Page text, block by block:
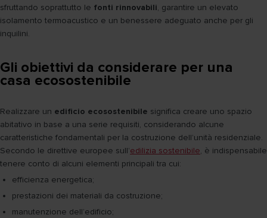
sfruttando soprattutto le fonti rinnovabili, garantire un elevato
isolamento termoacustico e un benessere adeguato anche per gli
inquilini.
Gli obiettivi da considerare per una
casa ecosostenibile
Realizzare un edificio ecosostenibile significa creare uno spazio
abitativo in base a una serie requisiti, considerando alcune
caratteristiche fondamentali per la costruzione dell’unità residenziale.
Secondo le direttive europee sull’edilizia sostenibile, è indispensabile
tenere conto di alcuni elementi principali tra cui:
efficienza energetica;
prestazioni dei materiali da costruzione;
manutenzione dell’edificio;